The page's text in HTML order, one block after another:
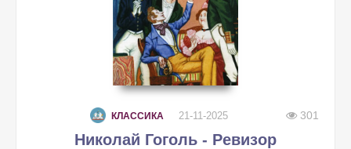
КЛАССИКА 21-11-2025 301
Николай Гоголь - Ревизор